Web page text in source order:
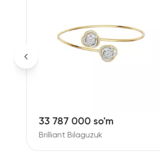
33 787 000 so'm
Brilliant Bilaguzuk